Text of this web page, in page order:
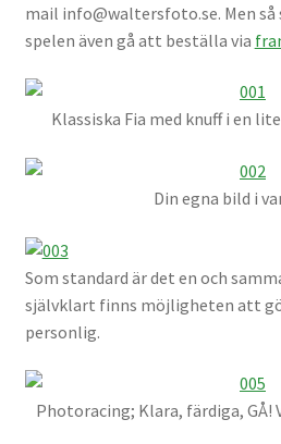
mail info@waltersfoto.se. Men
spelen även gå att beställa via
Klassiska Fia med knuff i en
Din egna bild i
Som standard är det en och
självklart finns möjligheten att
personlig.
Photoracing; Klara, färdiga, GÅ!